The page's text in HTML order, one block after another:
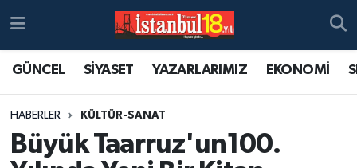
GÜNCEL SİYASET YAZARLARIMIZ EKONOMİ
HABERLER KÜLTÜR-SANAT
Büyük Taarruz'un100.